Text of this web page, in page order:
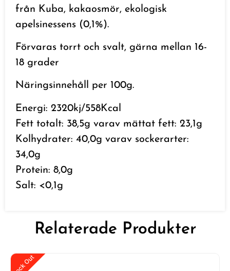
från Kuba, kakaosmör, ekologisk
apelsinessens (0,1%).
Förvaras torrt och svalt, gärna mellan 16-
18 grader
Näringsinnehåll per 100g.
Energi: 2320kj/558Kcal
Fett totalt: 38,5g varav mättat fett: 23,1g
Kolhydrater: 40,0g varav sockerarter:
34,0g
Protein: 8,0g
Salt: <0,1g
Relaterade Produkter